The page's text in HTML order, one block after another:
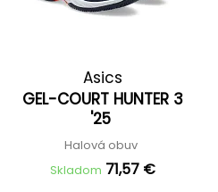
Asics
GEL-COURT HUNTER 3
'25
Halová obuv
Skladom 71,57 €